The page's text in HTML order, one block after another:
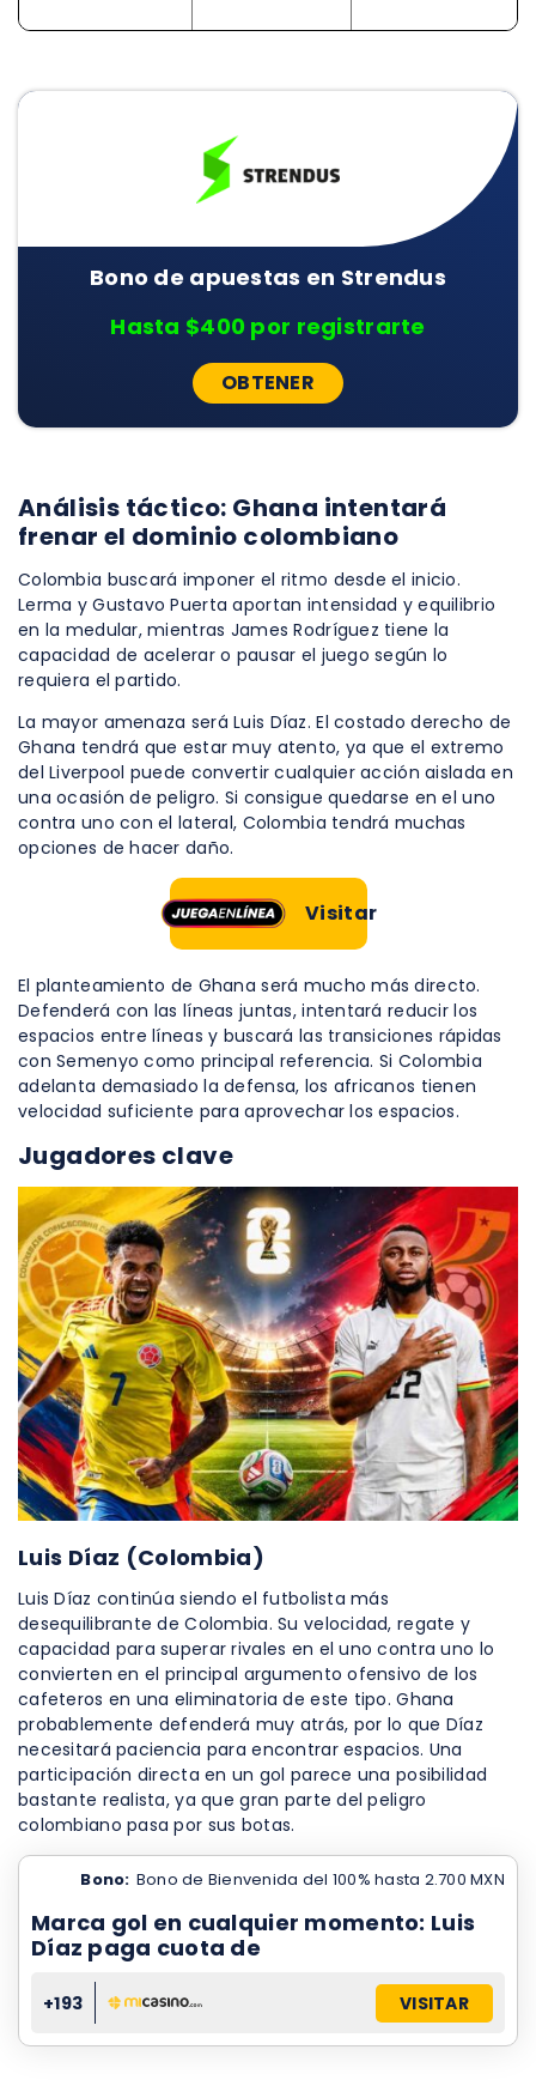
Bono de apuestas en Strendus
Hasta $400 por registrarte
OBTENER
Análisis táctico: Ghana intentará
frenar el dominio colombiano
Colombia buscará imponer el ritmo desde el inicio.
Lerma y Gustavo Puerta aportan intensidad y equilibrio
en la medular, mientras James Rodríguez tiene la
capacidad de acelerar o pausar el juego según lo
requiera el partido.
La mayor amenaza será Luis Díaz. El costado derecho de
Ghana tendrá que estar muy atento, ya que el extremo
del Liverpool puede convertir cualquier acción aislada en
una ocasión de peligro. Si consigue quedarse en el uno
contra uno con el lateral, Colombia tendrá muchas
opciones de hacer daño.
Visitar
El planteamiento de Ghana será mucho más directo.
Defenderá con las líneas juntas, intentará reducir los
espacios entre líneas y buscará las transiciones rápidas
con Semenyo como principal referencia. Si Colombia
adelanta demasiado la defensa, los africanos tienen
velocidad suficiente para aprovechar los espacios.
Jugadores clave
Luis Díaz (Colombia)
Luis Díaz continúa siendo el futbolista más
desequilibrante de Colombia. Su velocidad, regate y
capacidad para superar rivales en el uno contra uno lo
convierten en el principal argumento ofensivo de los
cafeteros en una eliminatoria de este tipo. Ghana
probablemente defenderá muy atrás, por lo que Díaz
necesitará paciencia para encontrar espacios. Una
participación directa en un gol parece una posibilidad
bastante realista, ya que gran parte del peligro
colombiano pasa por sus botas.
Bono: Bono de Bienvenida del 100% hasta 2.700 MXN
Marca gol en cualquier momento: Luis
Díaz paga cuota de
+193 VISITAR